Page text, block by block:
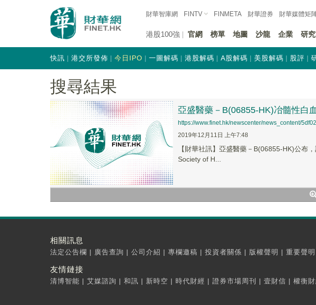
財華智庫網 FINTV FINMETA 財華證券 財華媒體矩
港股100強 官網 榜單 地圖 沙龍 企業 研究
快訊 港交所發佈 今日IPO 一圖解碼 港股解碼 A股解碼 美股解碼 股評
搜尋結果
亞盛醫藥－B(06855-HK)冶髓性白
https://www.finet.hk/newscenter/news_content/
2019年12月11日 上午7:48
【財華社訊】亞盛醫藥－B(06855-HK)公布
Society of H...
相關訊息
法定公告欄 | 廣告查詢 | 公司介紹 | 專欄邀稿 | 投資者關係 | 版權聲明 | 重要聲明
友情鏈接
清博智能 | 艾媒諮詢 | 和訊 | 新時空 | 時代財經 | 證券市場周刊 | 壹財信 | 權衡